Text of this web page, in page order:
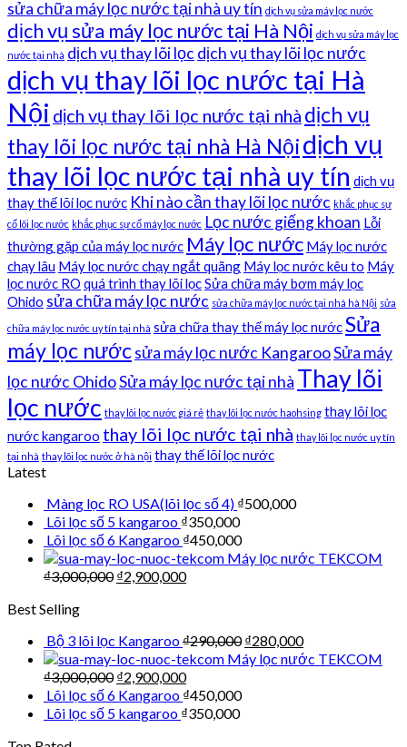
sửa chữa máy lọc nước tại nhà uy tín dịch vụ sửa máy lọc nước
dịch vụ sửa máy lọc nước tại Hà Nội dịch vụ sửa máy lọc
nước tại nhà dịch vụ thay lõi lọc dịch vụ thay lõi lọc nước
dịch vụ thay lõi lọc nước tại Hà
Nội dịch vụ thay lõi lọc nước tại nhà dịch vụ
thay lõi lọc nước tại nhà Hà Nộidịch vụ
thay lõi lọc nước tại nhà uy tín dịch vụ
thay thế lõi lọc nước Khi nào cần thay lõi lọc nước khắc phục sự
cố lõi lọc nước khắc phục sự cố máy lọc nước Lọc nước giếng khoan Lỗi
thường gặp của máy lọc nước Máy lọc nước Máy lọc nước
chạy lâu Máy lọc nước chạy ngắt quãng Máy lọc nước kêu to Máy
lọc nước RO quá trình thay lõi lọcSửa chữa máy bơm máy lọc
Ohido sửa chữa máy lọc nước sửa chữa máy lọc nước tại nhà hà Nội sửa
chữa máy lọc nước uy tín tại nhà sửa chữa thay thế máy lọc nướcSửa
máy lọc nướcsửa máy lọc nước KangarooSửa máy
lọc nước OhidoSửa máy lọc nước tại nhà Thay lõi
lọc nước thay lõi lọc nước giá rẻ thay lõi lọc nước haohsing thay lõi lọc
nước kangaroo thay lõi lọc nước tại nhà thay lõi lọc nước uy tín
tại nhà thay lõi lọc nước ở hà nội thay thế lõi lọc nước
Latest
Màng lọc RO USA(lõi lọc số 4) ₫500,000
Lõi lọc số 5 kangaroo ₫350,000
Lõi lọc số 6 Kangaroo ₫450,000
Máy lọc nước TEKCOM
₫3,000,000 ₫2,900,000
Best Selling
Bộ 3 lõi lọc Kangaroo₫290,000 ₫280,000
Máy lọc nước TEKCOM
₫3,000,000 ₫2,900,000
Lõi lọc số 6 Kangaroo ₫450,000
Lõi lọc số 5 kangaroo ₫350,000